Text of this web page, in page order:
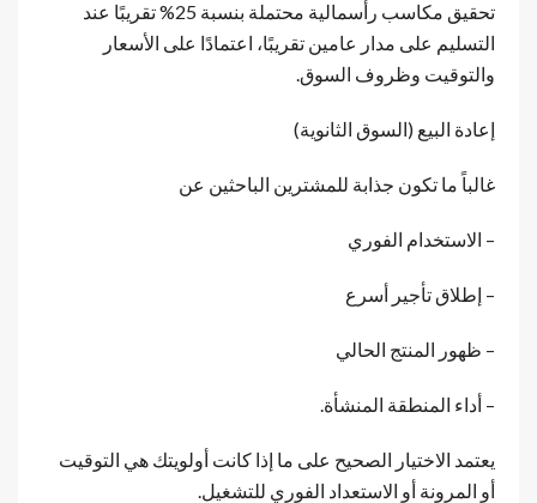
تحقيق مكاسب رأسمالية محتملة بنسبة 25% تقريبًا عند
التسليم على مدار عامين تقريبًا، اعتمادًا على الأسعار
والتوقيت وظروف السوق.
إعادة البيع (السوق الثانوية)
غالباً ما تكون جذابة للمشترين الباحثين عن
– الاستخدام الفوري
– إطلاق تأجير أسرع
– ظهور المنتج الحالي
– أداء المنطقة المنشأة.
يعتمد الاختيار الصحيح على ما إذا كانت أولويتك هي التوقيت
أو المرونة أو الاستعداد الفوري للتشغيل.